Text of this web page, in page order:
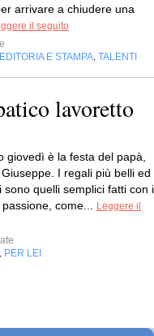
arrivare a chiudere una
il seguito
EDITORIA E STAMPA TALENTI
lavoretto
giovedì è la festa del papà,
I regali più belli ed
sono quelli semplici fatti con
come...
Leggere il
PER LEI